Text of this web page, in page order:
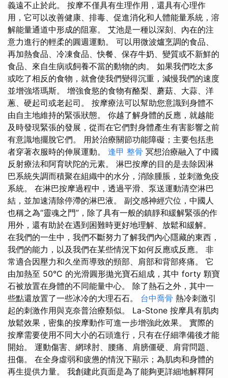
義遠不止於此。 按摩不僅具有生理作用，還具有心理作
用，它可以改善健康、排毒、促進消化和人體能量系統，溶
解能量通道中形成的阻塞。 艾池是一種以深刻、內在的注
意力進行的輕柔的圓週運動。 可以用微波爐烹調的食品、
再加熱食品、冷凍食品、快餐、保存牛奶、變質或不新鮮的
食品、來自生病或飼養不當的動物的肉。 如果我們吃太多
或吃了相反的食物，就會使我們變得沉重，減慢我們的速度
並增強塔瑪斯。 增強食慾的食物有酪梨、蘑菇、大蒜、洋
蔥、硬起司或老起司。 按摩療法可以幫助您意識到身體不
由自主地維持的緊張狀態。 你越了解身體的反應，就越能
及時發現緊張的發展，從而在它們對身體產生有害影響之前
有意識地擺脫它們。 用於治療關節功能障礙；主要包括患
者穿著衣服時的伸展運動。 逢甲 整骨 冥想治療融入了中國
反射療法和阿育吠陀的元素。 淋巴按摩的目的是去除因淋
巴系統失調而積聚在組織中的水分，消除腫脹，並刺激免疫
系統。 在淋巴按摩過程中，透過平滑、泵送運動清空淋巴
結，並加速清除停滯的淋巴液。 副交感神經穴位，中國人
也稱之為“靈魂之門”，除了具有一般的鎮靜和緩解緊張的作
用外，還有助於在遇到困難時更好地理解、放鬆和緩解。
在我們的一生中，我們不斷努力了解我們內心隱藏的東西，
我們的能力，以及我們在某些​​情況下如何反應或反應。 非
常適合因壓力和久坐而導致的頸部、肩部和背部疼痛。 它
由加熱至 50°C 的光滑圓形拋光寶石組成，其中 forty 顆寶
石被放置在身體的不同能量中心。 除了熱石之外，其中一
些點還放置了一些冰冷的大理石石。 台中喬骨 熱冷刺激引
起的刺激作用與克奈普治療類似。 La-Stone 按摩具有肌肉
放鬆效果，密集的按摩動作可進一步增強此效果。 實際的
按摩需要使用不同大小的石頭進行，只有在仔細準備後才能
開始。 運動傷害、網球肘、腰痛、肩膀僵硬、肩背問題、
扭傷。 在全身虛弱和疲憊的情況下顯示；為肌肉和身體的
再生提供力量。 我創建此頁面是為了能夠更詳細地解釋阿